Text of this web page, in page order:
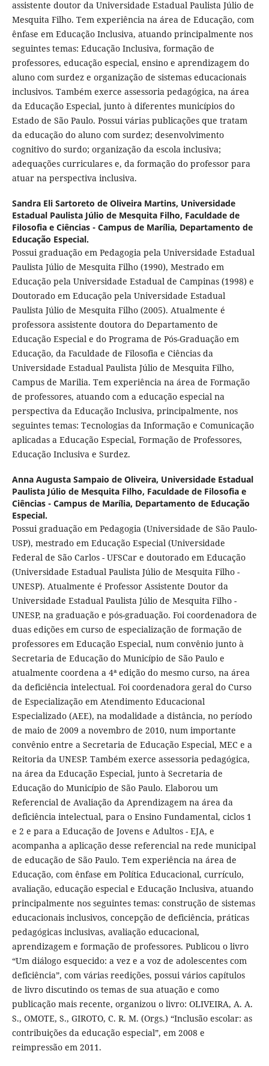
assistente doutor da Universidade Estadual Paulista Júlio de
Mesquita Filho. Tem experiência na área de Educação, com
ênfase em Educação Inclusiva, atuando principalmente nos
seguintes temas: Educação Inclusiva, formação de
professores, educação especial, ensino e aprendizagem do
aluno com surdez e organização de sistemas educacionais
inclusivos. Também exerce assessoria pedagógica, na área
da Educação Especial, junto à diferentes municípios do
Estado de São Paulo. Possui várias publicações que tratam
da educação do aluno com surdez; desenvolvimento
cognitivo do surdo; organização da escola inclusiva;
adequações curriculares e, da formação do professor para
atuar na perspectiva inclusiva.
Sandra Eli Sartoreto de Oliveira Martins, Universidade
Estadual Paulista Júlio de Mesquita Filho, Faculdade de
Filosofia e Ciências - Campus de Marília, Departamento de
Educação Especial.
Possui graduação em Pedagogia pela Universidade Estadual
Paulista Júlio de Mesquita Filho (1990), Mestrado em
Educação pela Universidade Estadual de Campinas (1998) e
Doutorado em Educação pela Universidade Estadual
Paulista Júlio de Mesquita Filho (2005). Atualmente é
professora assistente doutora do Departamento de
Educação Especial e do Programa de Pós-Graduação em
Educação, da Faculdade de Filosofia e Ciências da
Universidade Estadual Paulista Júlio de Mesquita Filho,
Campus de Marilia. Tem experiência na área de Formação
de professores, atuando com a educação especial na
perspectiva da Educação Inclusiva, principalmente, nos
seguintes temas: Tecnologias da Informação e Comunicação
aplicadas a Educação Especial, Formação de Professores,
Educação Inclusiva e Surdez.
Anna Augusta Sampaio de Oliveira, Universidade Estadual
Paulista Júlio de Mesquita Filho, Faculdade de Filosofia e
Ciências - Campus de Marília, Departamento de Educação
Especial.
Possui graduação em Pedagogia (Universidade de São Paulo-
USP), mestrado em Educação Especial (Universidade
Federal de São Carlos - UFSCar e doutorado em Educação
(Universidade Estadual Paulista Júlio de Mesquita Filho -
UNESP). Atualmente é Professor Assistente Doutor da
Universidade Estadual Paulista Júlio de Mesquita Filho -
UNESP, na graduação e pós-graduação. Foi coordenadora de
duas edições em curso de especialização de formação de
professores em Educação Especial, num convênio junto à
Secretaria de Educação do Município de São Paulo e
atualmente coordena a 4ª edição do mesmo curso, na área
da deficiência intelectual. Foi coordenadora geral do Curso
de Especialização em Atendimento Educacional
Especializado (AEE), na modalidade a distância, no período
de maio de 2009 a novembro de 2010, num importante
convênio entre a Secretaria de Educação Especial, MEC e a
Reitoria da UNESP. Também exerce assessoria pedagógica,
na área da Educação Especial, junto à Secretaria de
Educação do Município de São Paulo. Elaborou um
Referencial de Avaliação da Aprendizagem na área da
deficiência intelectual, para o Ensino Fundamental, ciclos 1
e 2 e para a Educação de Jovens e Adultos - EJA, e
acompanha a aplicação desse referencial na rede municipal
de educação de São Paulo. Tem experiência na área de
Educação, com ênfase em Política Educacional, currículo,
avaliação, educação especial e Educação Inclusiva, atuando
principalmente nos seguintes temas: construção de sistemas
educacionais inclusivos, concepção de deficiência, práticas
pedagógicas inclusivas, avaliação educacional,
aprendizagem e formação de professores. Publicou o livro
“Um diálogo esquecido: a vez e a voz de adolescentes com
deficiência”, com várias reedições, possui vários capítulos
de livro discutindo os temas de sua atuação e como
publicação mais recente, organizou o livro: OLIVEIRA, A. A.
S., OMOTE, S., GIROTO, C. R. M. (Orgs.) “Inclusão escolar: as
contribuições da educação especial”, em 2008 e
reimpressão em 2011.